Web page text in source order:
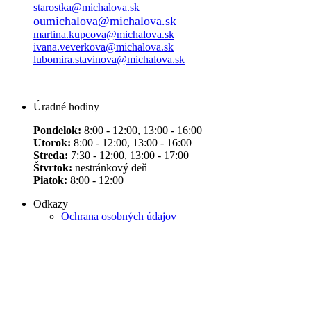
starostka@michalova.sk
oumichalova@michalova.sk
martina.kupcova@michalova.sk
ivana.veverkova@michalova.sk
lubomira.stavinova@michalova.sk
Úradné hodiny
Pondelok: 8:00 - 12:00, 13:00 - 16:00
Utorok: 8:00 - 12:00, 13:00 - 16:00
Streda: 7:30 - 12:00, 13:00 - 17:00
Štvrtok: nestránkový deň
Piatok: 8:00 - 12:00
Odkazy
Ochrana osobných údajov